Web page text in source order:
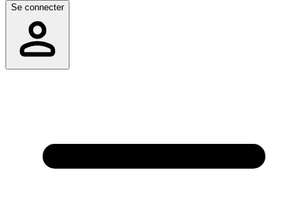
Se connecter